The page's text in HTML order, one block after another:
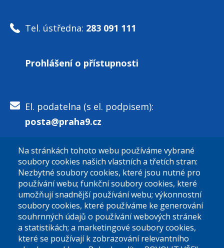
Tel. ústředna: 283 091 111
Prohlášení o přístupnosti
El. podatelna (s el. podpisem):
posta@praha9.cz
El. podatelna (bez el. podpisu):
podatelna@praha9.cz
Úřední dny:
Na stránkách tohoto webu používáme vybrané
soubory cookies našich vlastních a třetích stran:
Nezbytné soubory cookies, které jsou nutné pro
používání webu; funkční soubory cookies, které
umožňují snadnější používání webu; výkonnostní
soubory cookies, které používáme ke generování
souhrnných údajů o používání webových stránek
a statistikách; a marketingové soubory cookies,
které se používají k zobrazování relevantního